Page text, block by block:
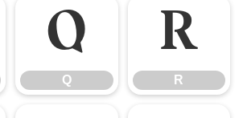
Q
Q
R
R